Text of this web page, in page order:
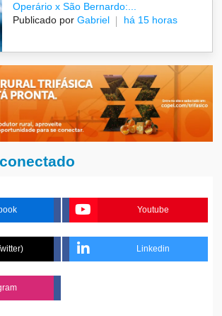
Operário x São Bernardo:...
Publicado por Gabriel há 15 horas
Youtube
Linkedin